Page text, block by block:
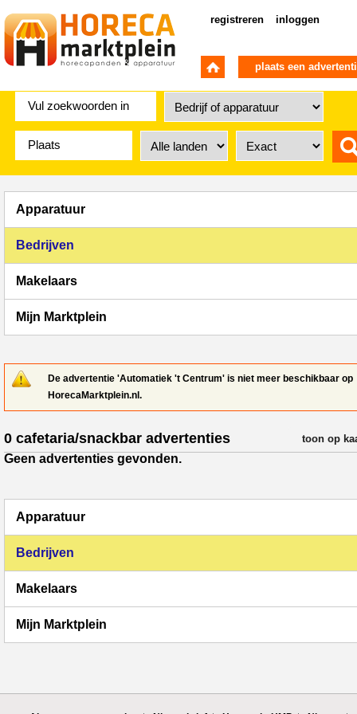
registreren inloggen
plaats een
Apparatuur
Bedrijven
Makelaars
Mijn Marktplein
De advertentie 'Automatiek 't Centrum' is niet meer beschikbaar op
HorecaMarktplein.nl.
0 cafetaria/snackbar advertenties verfijn
toon op
Geen advertenties gevonden.
Apparatuur
Bedrijven
Makelaars
Mijn Marktplein